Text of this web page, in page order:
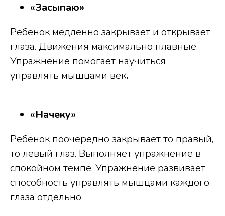
«Засыпаю»
Ребенок медленно закрывает и открывает
глаза. Движения максимально плавные.
Упражнение помогает научиться
управлять мышцами век.
«Начеку»
Ребенок поочередно закрывает то правый,
то левый глаз. Выполняет упражнение в
спокойном темпе. Упражнение развивает
способность управлять мышцами каждого
глаза отдельно.